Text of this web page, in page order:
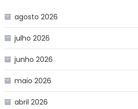
agosto 2026
julho 2026
junho 2026
maio 2026
abril 2026